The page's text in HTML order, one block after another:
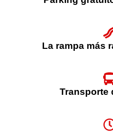
La rampa más
Transporte